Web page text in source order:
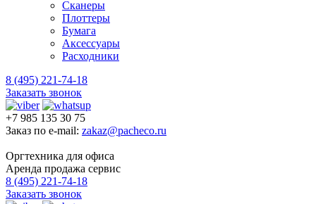
Сканеры
Плоттеры
Бумага
Аксессуары
Расходники
8 (495) 221-74-18
Заказать звонок
+7 985 135 30 75
Заказ по e-mail: zakaz@pacheco.ru
Оргтехника для офиса
Аренда продажа сервис
8 (495) 221-74-18
Заказать звонок